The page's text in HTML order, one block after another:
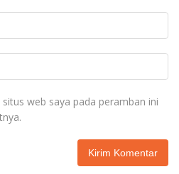
web saya pada peramban ini